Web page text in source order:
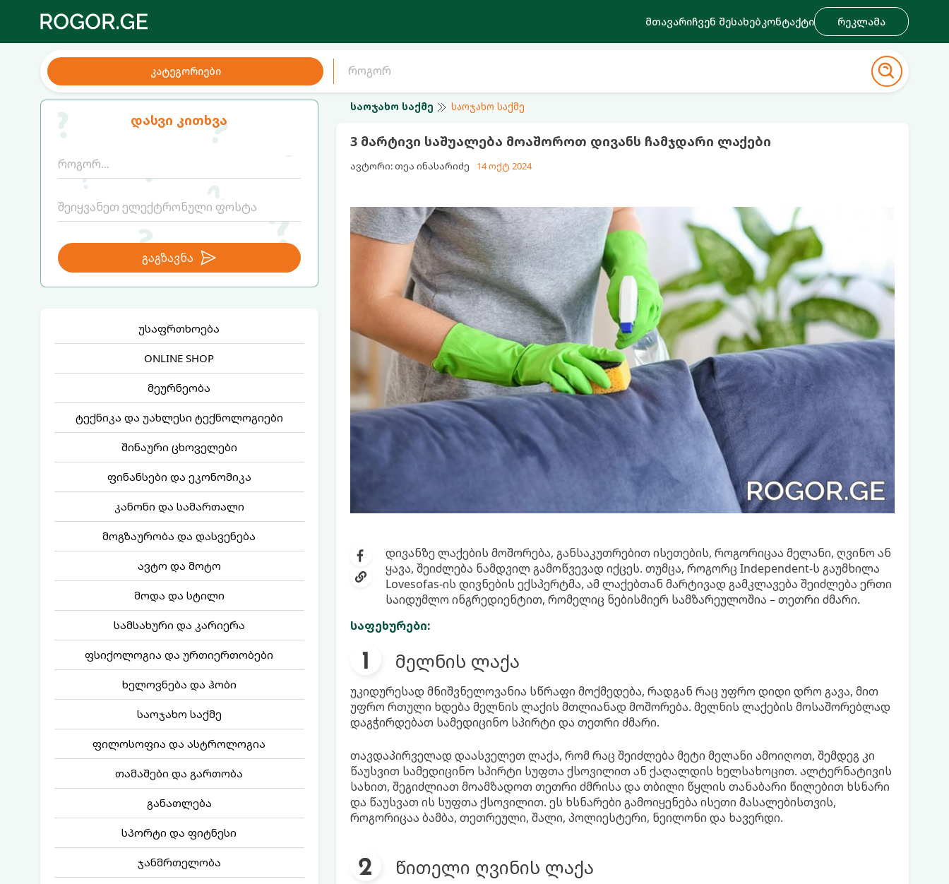
მთავარიჩვენ შესახებკონტაქტი რეკლამა
კატეგორიები
დასვი კითხვა
გაგზავნა
უსაფრთხოება
ONLINE SHOP
მეურნეობა
ტექნიკა და უახლესი ტექნოლოგიები
შინაური ცხოველები
ფინანსები და ეკონომიკა
კანონი და სამართალი
მოგზაურობა და დასვენება
ავტო და მოტო
მოდა და სტილი
სამსახური და კარიერა
ფსიქოლოგია და ურთიერთობები
ხელოვნება და ჰობი
საოჯახო საქმე
ფილოსოფია და ასტროლოგია
თამაშები და გართობა
განათლება
სპორტი და ფიტნესი
ჯანმრთელობა
საოჯახო საქმე საოჯახო საქმე
3 მარტივი საშუალება მოაშოროთ დივანს ჩამჯდარი ლაქები
ავტორი: თეა ინასარიძე 14 ოქტ 2024
დივანზე ლაქების მოშორება, განსაკუთრებით ისეთების, როგორიცაა მელანი, ღვინო ან
ყავა, შეიძლება ნამდვილ გამოწვევად იქცეს. თუმცა, როგორც Independent-ს გაუმხილა
Lovesofas-ის დივნების ექსპერტმა, ამ ლაქებთან მარტივად გამკლავება შეიძლება ერთი
საიდუმლო ინგრედიენტით, რომელიც ნებისმიერ სამზარეულოშია – თეთრი ძმარი.
საფეხურები:
მელნის ლაქა
უკიდურესად მნიშვნელოვანია სწრაფი მოქმედება, რადგან რაც უფრო დიდი დრო გავა, მით
უფრო რთული ხდება მელნის ლაქის მთლიანად მოშორება. მელნის ლაქების მოსაშორებლად
დაგჭირდებათ სამედიცინო სპირტი და თეთრი ძმარი.
თავდაპირველად დაასველეთ ლაქა, რომ რაც შეიძლება მეტი მელანი ამოიღოთ, შემდეგ კი
წაუსვით სამედიცინო სპირტი სუფთა ქსოვილით ან ქაღალდის ხელსახოცით. ალტერნატივის
სახით, შეგიძლიათ მოამზადოთ თეთრი ძმრისა და თბილი წყლის თანაბარი წილებით ხსნარი
და წაუსვათ ის სუფთა ქსოვილით. ეს ხსნარები გამოიყენება ისეთი მასალებისთვის,
როგორიცაა ბამბა, თეთრეული, შალი, პოლიესტერი, ნეილონი და ხავერდი.
წითელი ღვინის ლაქა